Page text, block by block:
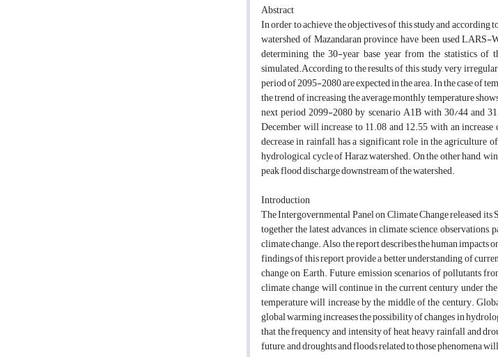
Abstract
In order to achieve the objectives of this study and according
watershed of Mazandaran province have been used
determining the 30-year base year from the statistics of
simulated.According to the results of this study, very
period of 2095-2080 are expected in the area. In the case of
the trend of increasing the average monthly temperature
next period 2099-2080 by scenario A1B with 30/44 and
December will increase to 11.08 and 12.55 with an
decrease in rainfall, has a significant role in the agriculture
hydrological cycle of Haraz watershed. On the other hand,
peak flood discharge downstream of the watershed.
Introduction
The Intergovernmental Panel on Climate Change released
together the latest advances in climate science,
climate change. Also, the report describes the human
findings of this report provide a better understanding of
change on Earth. Future emission scenarios of pollutants
climate change will continue in the current century under
temperature will increase by the middle of the century.
global warming increases the possibility of changes in
that the frequency and intensity of heat, heavy rainfall and
future, and droughts and floods related to those phenomena